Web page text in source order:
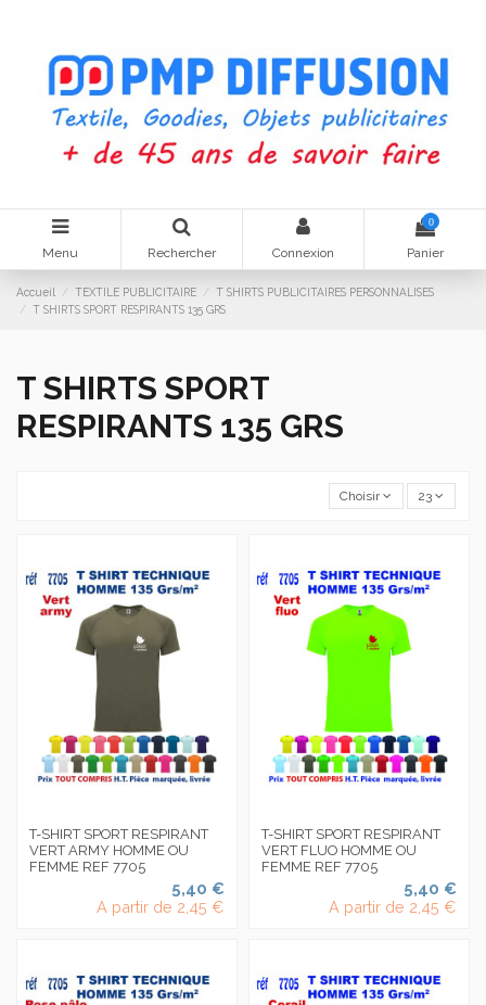
Menu Rechercher Connexion
0
Panier
Accueil TEXTILE PUBLICITAIRE
T SHIRTS PUBLICITAIRES PERSONNALISES
T SHIRTS SPORT RESPIRANTS 135 GRS
T SHIRTS SPORT
RESPIRANTS 135 GRS
Choisir 23
T-SHIRT SPORT RESPIRANT
VERT ARMY HOMME OU
FEMME REF 7705
5,40 €
A partir de 2,45 €
T-SHIRT SPORT RESPIRANT
VERT FLUO HOMME OU
FEMME REF 7705
5,40 €
A partir de 2,45 €